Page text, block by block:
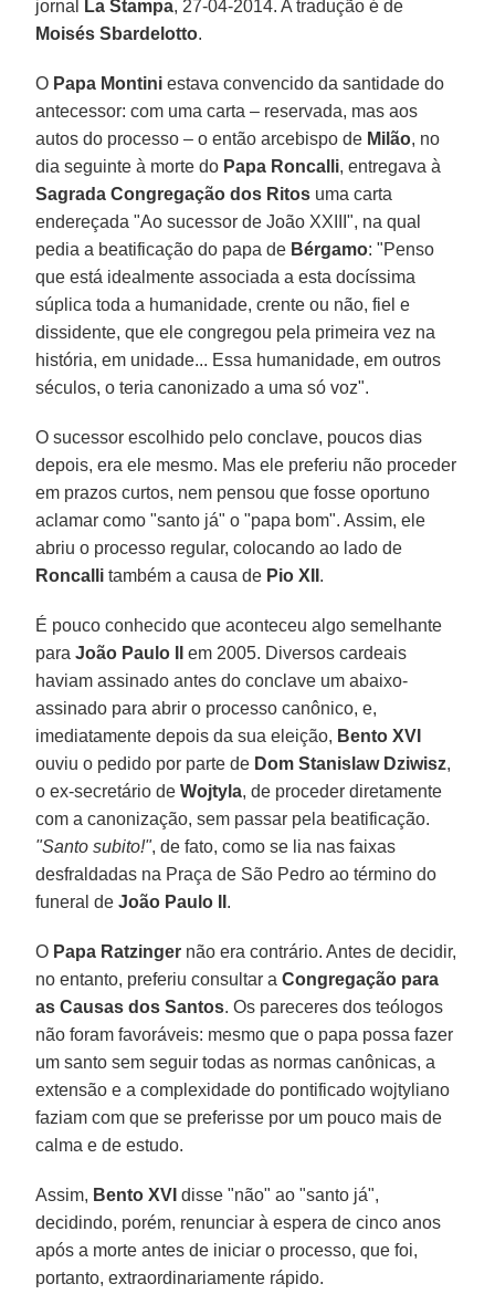
jornal
La Stampa, 27-04-2014. A tradução é de
Moisés Sbardelotto.
O Papa Montini estava convencido da santidade do
antecessor: com uma carta – reservada, mas aos
autos do processo – o então arcebispo de Milão, no
dia seguinte à morte do Papa Roncalli, entregava à
Sagrada Congregação dos Ritos uma carta
endereçada "Ao sucessor de João XXIII", na qual
pedia a beatificação do papa de Bérgamo: "Penso
que está idealmente associada a esta docíssima
súplica toda a humanidade, crente ou não, fiel e
dissidente, que ele congregou pela primeira vez na
história, em unidade... Essa humanidade, em outros
séculos, o teria canonizado a uma só voz".
O sucessor escolhido pelo conclave, poucos dias
depois, era ele mesmo. Mas ele preferiu não proceder
em prazos curtos, nem pensou que fosse oportuno
aclamar como "santo já" o "papa bom". Assim, ele
abriu o processo regular, colocando ao lado de
Roncalli também a causa de Pio XII .
É pouco conhecido que aconteceu algo semelhante
paraJoão Paulo II
em 2005. Diversos cardeais
haviam assinado antes do conclave um abaixo-
assinado para abrir o processo canônico, e,
imediatamente depois da sua eleição, Bento XVI
ouviu o pedido por parte de Dom Stanislaw Dziwisz,
o ex-secretário deWojtyla, de proceder diretamente
com a canonização, sem passar pela beatificação.
"Santo subito!", de fato, como se lia nas faixas
desfraldadas na Praça de São Pedro ao término do
funeral deJoão Paulo II .
O Papa Ratzinger não era contrário. Antes de decidir,
no entanto, preferiu consultar aCongregação para
as Causas dos Santos. Os pareceres dos teólogos
não foram favoráveis: mesmo que o papa possa fazer
um santo sem seguir todas as normas canônicas, a
extensão e a complexidade do pontificado wojtyliano
faziam com que se preferisse por um pouco mais de
calma e de estudo.
Assim, Bento XVI disse "não" ao "santo já",
decidindo, porém, renunciar à espera de cinco anos
após a morte antes de iniciar o processo, que foi,
portanto, extraordinariamente rápido.